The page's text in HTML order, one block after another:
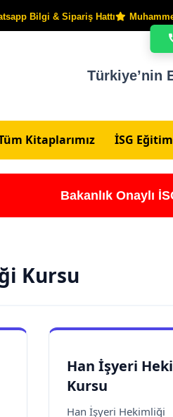
Bilgi & Sipariş Hattı
Türkiye’nin
Kitaplarımız İSG
Bakanlık Onaylı
Kursu
Han İşyeri
Kursu
Han İşyeri Hekimliği